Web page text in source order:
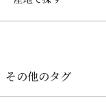
その他のタグ